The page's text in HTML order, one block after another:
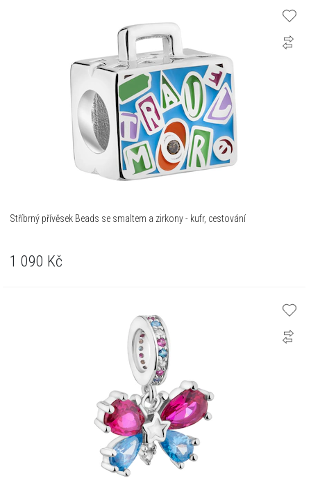
Stříbrný přívěsek Beads se smaltem a zirkony - kufr, cestování
1 090 Kč